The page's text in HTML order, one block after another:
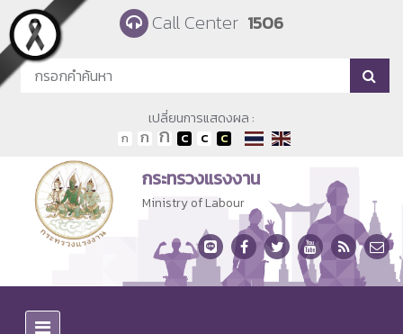
Skip to main content Call Center 1506
เปลี่ยนการแสดงผล :
กระทรวงแรงงาน
Ministry of Labour